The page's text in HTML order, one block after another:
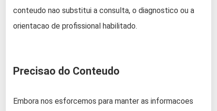
conteudo nao substitui a consulta, o diagnostico ou a
orientacao de profissional habilitado.
Precisao do Conteudo
Embora nos esforcemos para manter as informacoes